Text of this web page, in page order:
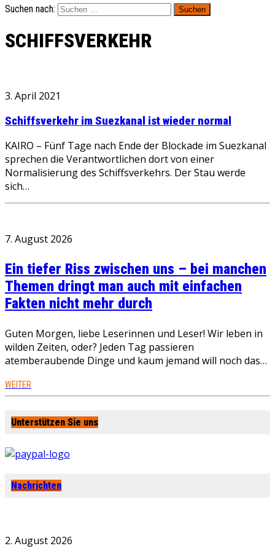
Suchen nach:
SCHIFFSVERKEHR
3. April 2021
Schiffsverkehr im Suezkanal ist wieder normal
KAIRO – Fünf Tage nach Ende der Blockade im Suezkanal
sprechen die Verantwortlichen dort von einer
Normalisierung des Schiffsverkehrs. Der Stau werde
sich…
7. August 2026
Ein tiefer Riss zwischen uns – bei manchen
Themen dringt man auch mit einfachen
Fakten nicht mehr durch
Guten Morgen, liebe Leserinnen und Leser! Wir leben in
wilden Zeiten, oder? Jeden Tag passieren
atemberaubende Dinge und kaum jemand will noch das…
WEITER
Unterstützen Sie uns
Nachrichten
2. August 2026